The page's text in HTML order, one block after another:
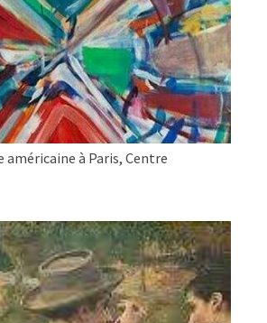
américaine à Paris, Centre